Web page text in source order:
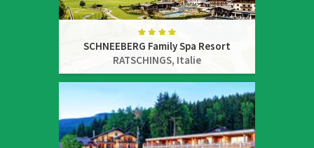
SCHNEEBERG Family Spa Resort
RATSCHINGS, Italie